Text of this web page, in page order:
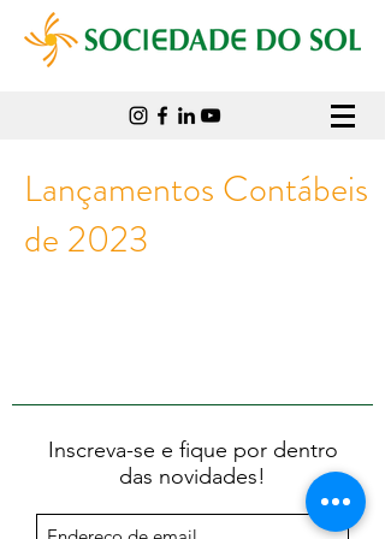
Lançamentos Contábeis
de 2023
Inscreva-se e fique por dentro
das novidades!